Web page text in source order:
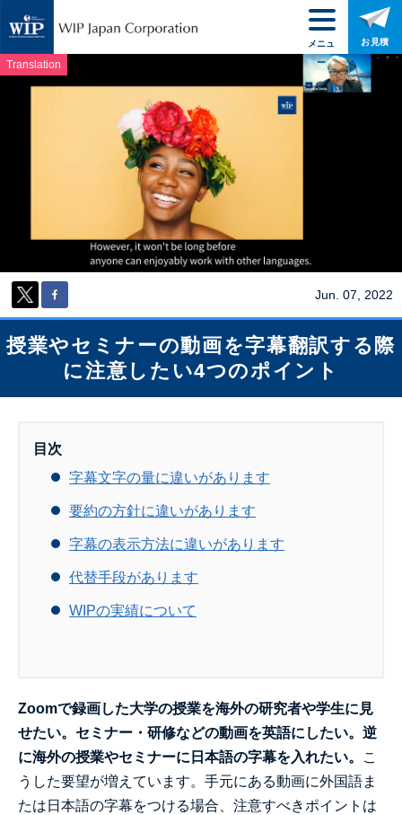
Translation
Jun. 07, 2022
授業やセミナーの動画を字幕翻訳する際
に注意したい4つのポイント
目次
字幕文字の量に違いがあります
要約の方針に違いがあります
字幕の表示方法に違いがあります
代替手段があります
WIPの実績について
Zoomで録画した大学の授業を海外の研究者や学生に見
せたい。セミナー・研修などの動画を英語にしたい。逆
に海外の授業やセミナーに日本語の字幕を入れたい。
こ
うした要望が増えています。手元にある動画に外国語ま
たは日本語の字幕をつける場合、注意すべきポイントは
メニュ
ー
お見積